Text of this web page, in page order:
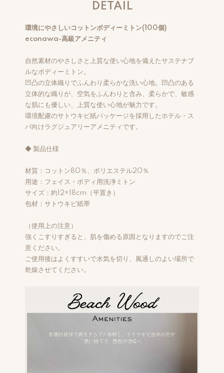
DETAIL
環境にやさしいコットンボディーミトン(100個)
econawa-高級アメニティ
自然素材のやさしさと上質な使い心地を備えたサステナブ
ルなボディーミトン。
凹凸の立体織りでふんわり柔らかな洗い心地。凹凸のある
立体的な織りが、空気をふんわりと含み、柔らかで、敏感
な肌にも優しい、上質な使い心地が魅力です。
環境配慮のサトウキビ紙パッケージを採用したホテル・ス
パ向けラグジュアリーアメニティです。
◆ 製品仕様
材質：コットン80％、ポリエステル20％
用途：フェイス・ボディ用洗浄ミトン
サイズ：約12×18cm（平置き）
包材：サトウキビ紙帯
（使用上の注意）
強くこすりすぎると、肌を傷める原因となりますのでご注
意ください。
ご使用後はよくすすいで水気を切り、風通しのよい場所で
乾燥させてください。